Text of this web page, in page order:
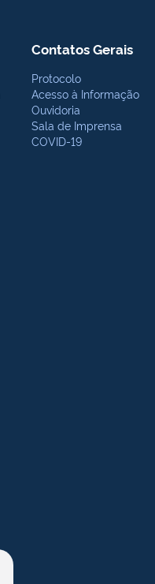
Contatos Gerais
Protocolo
Acesso à Informação
Ouvidoria
Sala de Imprensa
COVID-19